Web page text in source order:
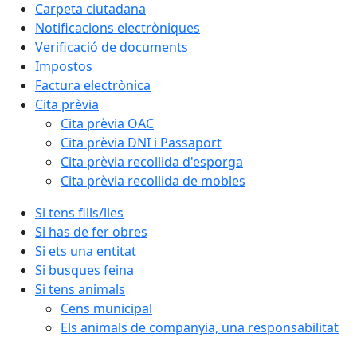
Carpeta ciutadana
Notificacions electròniques
Verificació de documents
Impostos
Factura electrònica
Cita prèvia
Cita prèvia OAC
Cita prèvia DNI i Passaport
Cita prèvia recollida d'esporga
Cita prèvia recollida de mobles
Si tens fills/lles
Si has de fer obres
Si ets una entitat
Si busques feina
Si tens animals
Cens municipal
Els animals de companyia, una responsabilitat